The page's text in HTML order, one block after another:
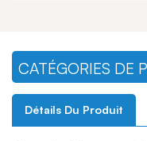
CATÉGORIES DE
Détails Du Produit